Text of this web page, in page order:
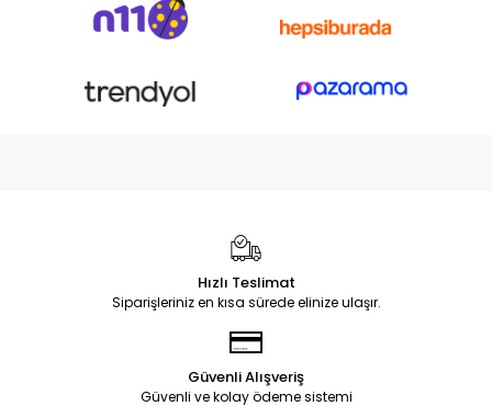
Hızlı Teslimat
Siparişleriniz en kısa sürede elinize ulaşır.
Güvenli Alışveriş
Güvenli ve kolay ödeme sistemi